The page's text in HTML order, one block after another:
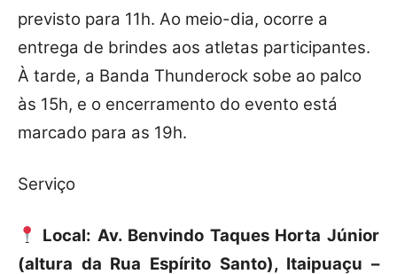
previsto para 11h. Ao meio-dia, ocorre a
entrega de brindes aos atletas participantes.
À tarde, a Banda Thunderock sobe ao palco
às 15h, e o encerramento do evento está
marcado para as 19h.
Serviço
Local: Av. Benvindo Taques Horta Júnior
(altura da Rua Espírito Santo), Itaipuaçu –